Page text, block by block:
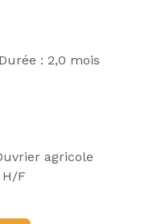
Durée : 2,0 mois
agricole
H/F